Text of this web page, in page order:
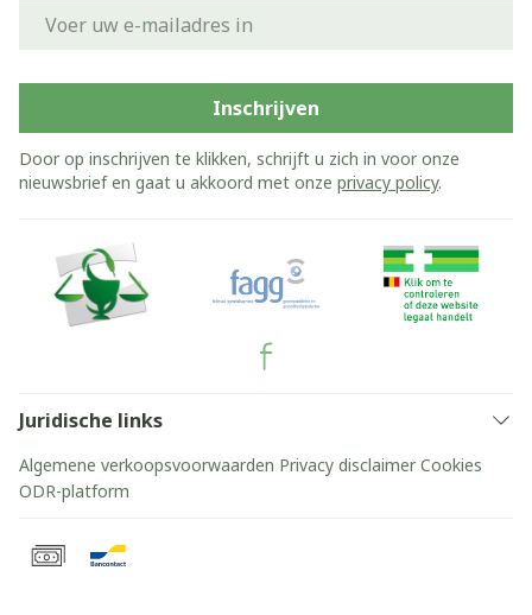
Inschrijven
Door op inschrijven te klikken, schrijft u zich in voor onze
nieuwsbrief en gaat u akkoord met onze privacy policy.
Juridische links
Algemene verkoopsvoorwaarden Privacy disclaimer Cookies
ODR-platform